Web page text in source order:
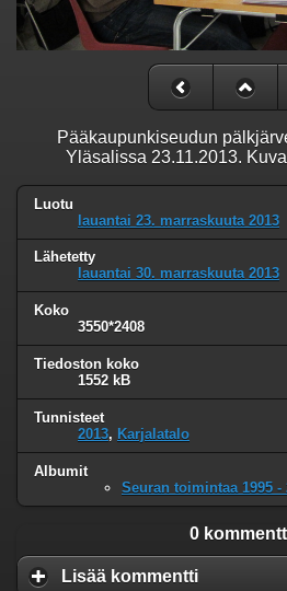
Pääkaupunkiseudun
Yläsalissa 23.11.2013.
Luotu
lauantai 23. marraskuuta 2013
Lähetetty
lauantai 30. marraskuuta 2013
Koko
3550*2408
Tiedoston koko
1552 kB
Tunnisteet
2013, Karjalatalo
Albumit
Seuran toimintaa 1995 -
0
Lisää kommentti